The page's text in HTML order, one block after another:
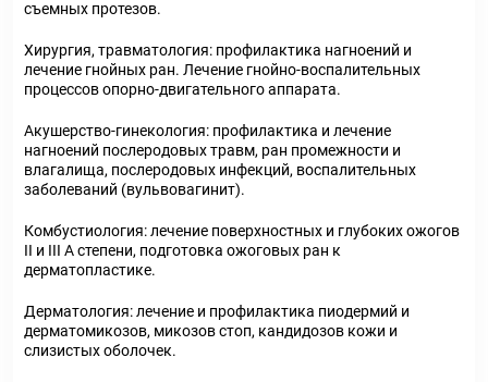
съемных протезов.
Хирургия, травматология: профилактика нагноений и
лечение гнойных ран. Лечение гнойно-воспалительных
процессов опорно-двигательного аппарата.
Акушерство-гинекология: профилактика и лечение
нагноений послеродовых травм, ран промежности и
влагалища, послеродовых инфекций, воспалительных
заболеваний (вульвовагинит).
Комбустиология: лечение поверхностных и глубоких ожогов
II и III А степени, подготовка ожоговых ран к
дерматопластике.
Дерматология: лечение и профилактика пиодермий и
дерматомикозов, микозов стоп, кандидозов кожи и
слизистых оболочек.